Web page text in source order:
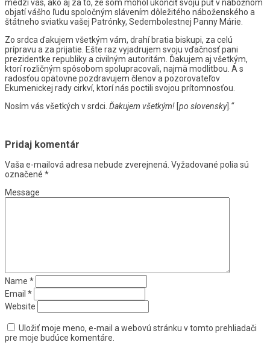
medzi vás, ako aj za to, že som mohol ukončiť svoju púť v nábožnom
objatí vášho ľudu spoločným slávením dôležitého náboženského a
štátneho sviatku vašej Patrónky, Sedembolestnej Panny Márie.
Zo srdca ďakujem všetkým vám, drahí bratia biskupi, za celú
prípravu a za prijatie. Ešte raz vyjadrujem svoju vďačnosť pani
prezidentke republiky a civilným autoritám. Ďakujem aj všetkým,
ktorí rozličným spôsobom spolupracovali, najmä modlitbou. A s
radosťou opätovne pozdravujem členov a pozorovateľov
Ekumenickej rady cirkví, ktorí nás poctili svojou prítomnosťou.
Nosím vás všetkých v srdci. Ďakujem všetkým! [po slovensky]. “
Pridaj komentár
Vaša e-mailová adresa nebude zverejnená. Vyžadované polia sú
označené *
Message
Name *
Email *
Website
Uložiť moje meno, e-mail a webovú stránku v tomto prehliadači
pre moje budúce komentáre.